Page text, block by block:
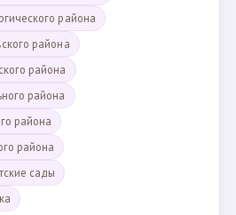
района
района
района
района
района
района
сады